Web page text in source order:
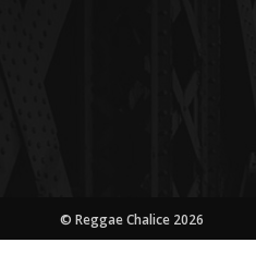
© Reggae Chalice 2026